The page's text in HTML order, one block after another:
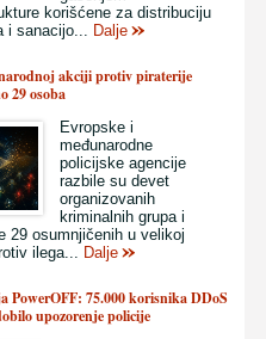
korišćene za distribuciju
i sanacijo... Dalje
akciji protiv piraterije
29 osoba
Evropske i
međunarodne
policijske agencije
razbile su devet
organizovanih
kriminalnih grupa i
29 osumnjičenih u velikoj
ilega... Dalje
PowerOFF: 75.000 korisnika DDoS
upozorenje policije